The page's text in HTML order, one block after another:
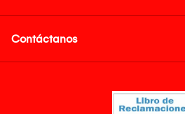
Contáctanos